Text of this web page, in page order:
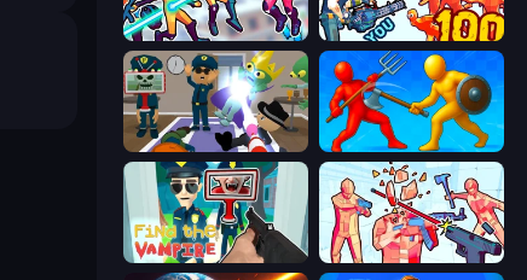
Hero 3: Flying Robot Horde Killer: You vs 100
Find The Alien Epic Sword Battle! Fight in Arena
Find the Vampire Time Shooter 2